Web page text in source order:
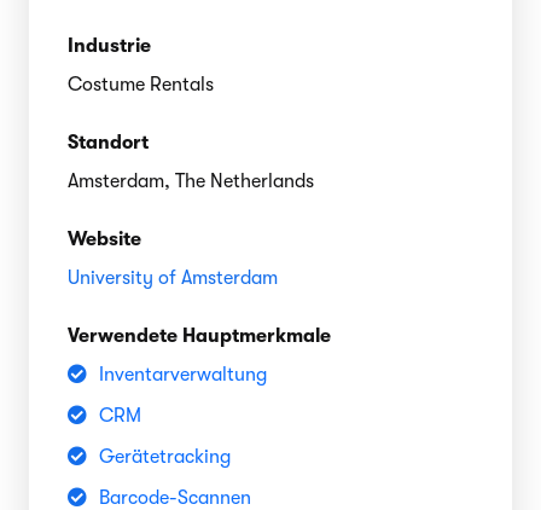
Industrie
Costume Rentals
Standort
Amsterdam, The Netherlands
Website
University of Amsterdam
Verwendete Hauptmerkmale
Inventarverwaltung
CRM
Gerätetracking
Barcode-Scannen